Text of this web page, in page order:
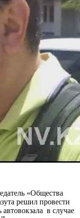
«Общества
решил провести
в случае